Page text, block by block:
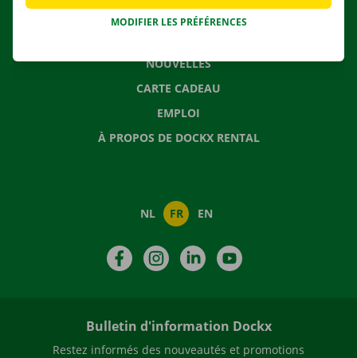
CONTACTEZ NOUS
NOUVELLES
CARTE CADEAU
EMPLOI
À PROPOS DE DOCKX RENTAL
NL FR EN
FacebookInstagramLinkedIn
Bulletin d'information Dockx
Restez informés des nouveautés et promotions
MODIFIER LES PRÉFÉRENCES